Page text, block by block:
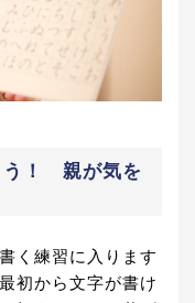
う！ 親が気を
く練習に入ります
初から文字が書け